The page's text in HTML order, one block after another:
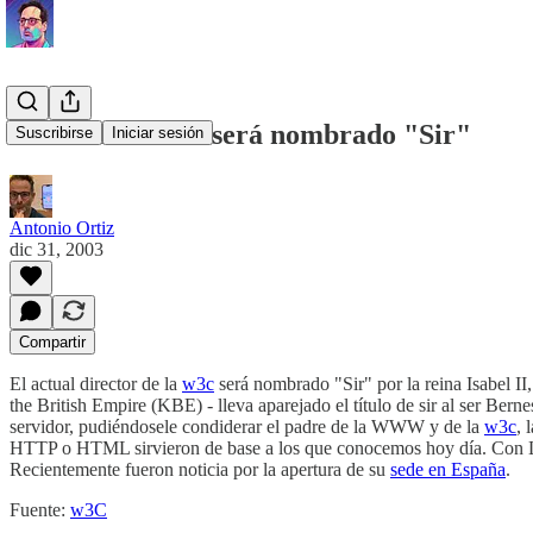
Suscribirse Iniciar sesión
Tim Bernes Lee será nombrado "Sir"
Antonio Ortiz
dic 31, 2003
Compartir
El actual director de la w3c será nombrado "Sir" por la reina Isabel
the British Empire (KBE) - lleva aparejado el título de sir al ser
servidor, pudiéndosele condiderar el padre de la WWW y de la w3c,
HTTP o HTML sirvieron de base a los que conocemos hoy día. Con
Recientemente fueron noticia por la apertura de su sede en España.
Fuente: w3C